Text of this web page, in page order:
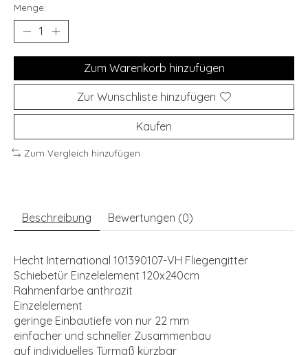
Menge:
Zum Warenkorb hinzufügen
Zur Wunschliste hinzufügen
Kaufen
Zum Vergleich hinzufügen
Beschreibung Bewertungen (0)
Hecht International 101390107-VH Fliegengitter
Schiebetür Einzelelement 120x240cm
Rahmenfarbe anthrazit
Einzelelement
geringe Einbautiefe von nur 22 mm
einfacher und schneller Zusammenbau
auf individuelles Türmaß kürzbar